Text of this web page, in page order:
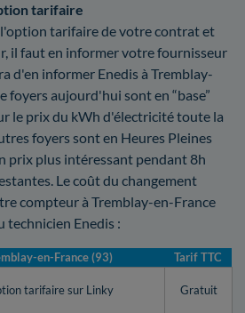
tarifaire
l'option tarifaire de votre contrat et
il faut en informer votre fournisseur
d'en informer Enedis à Tremblay-
foyers aujourd'hui sont en “base”
le prix du kWh d'électricité toute la
foyers sont en Heures Pleines
prix plus intéressant pendant 8h
Le coût du changement
compteur à Tremblay-en-France
technicien Enedis :
en-France (93) Tarif TTC
tarifaire sur Linky Gratuit